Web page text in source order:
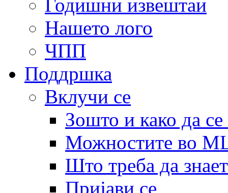
Годишни извештаи
Нашето лого
ЧПП
Поддршка
Вклучи се
Зошто и како да
Можностите во
Што треба да
Пријави се